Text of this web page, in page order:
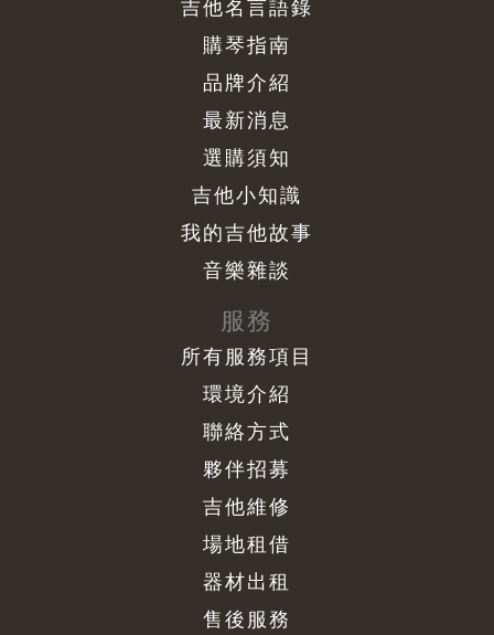
吉他名言語錄
購琴指南
品牌介紹
最新消息
選購須知
吉他小知識
我的吉他故事
音樂雜談
服務
所有服務項目
環境介紹
聯絡方式
夥伴招募
吉他維修
場地租借
器材出租
售後服務